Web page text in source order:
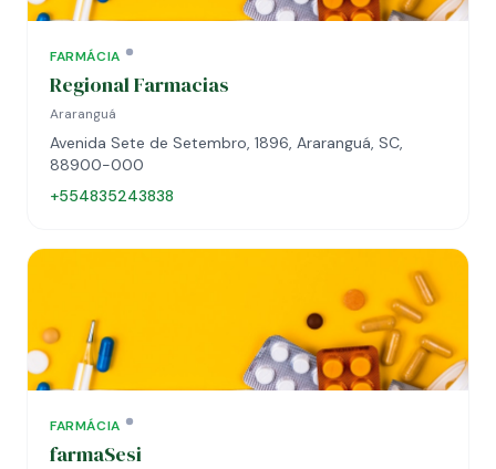
FARMÁCIA
Regional Farmacias
Araranguá
Avenida Sete de Setembro, 1896, Araranguá, SC,
88900-000
+554835243838
FARMÁCIA
farmaSesi